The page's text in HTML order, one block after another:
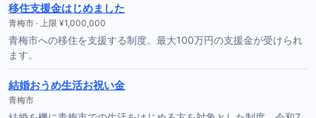
移住支援金はじめました
青梅市 · 上限 ¥1,000,000
青梅市への移住を支援する制度。最大100万円の支援金が受けられ
ます。
結婚おうめ生活お祝い金
青梅市